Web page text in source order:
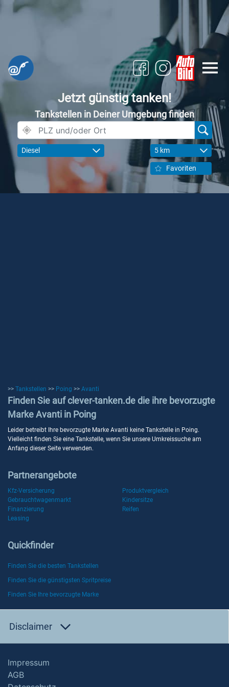
Jetzt günstig tanken!
Tankstellen in Deiner Umgebung finden
Diesel 5 km
Favoriten
>> Tankstellen >> Poing >> Avanti
Finden Sie auf clever-tanken.de die ihre bevorzugte
Marke Avanti in Poing
Leider betreibt Ihre bevorzugte Marke Avanti keine Tankstelle in Poing.
Vielleicht finden Sie eine Tankstelle, wenn Sie unsere Umkreissuche am
Anfang dieser Seite verwenden.
Partnerangebote
Kfz-Versicherung
Produktvergleich
Gebrauchtwagenmarkt
Kindersitze
Finanzierung
Reifen
Leasing
Quickfinder
Finden Sie die besten Tankstellen
Finden Sie die günstigsten Spritpreise
Finden Sie Ihre bevorzugte Marke
Disclaimer
Impressum
AGB